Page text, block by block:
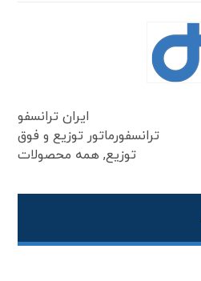
ایران ترانسفو
ترانسفورماتور توزیع و فوق
توزیع, همه محصولات